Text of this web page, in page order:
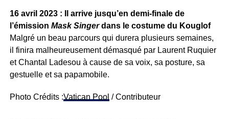
16 avril 2023 : Il arrive jusqu’en demi-finale de
l’émission Mask Singerdans le costume du Kouglof
Malgré un beau parcours qui durera plusieurs semaines,
il finira malheureusement démasqué par Laurent Ruquier
et Chantal Ladesou à cause de sa voix, sa posture, sa
gestuelle et sa papamobile.
Photo Crédits :Vatican Pool / Contributeur